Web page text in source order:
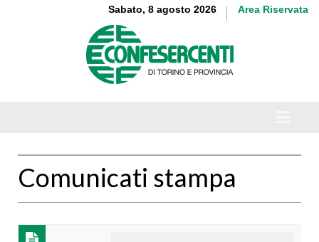
Sabato, 8 agosto 2026 Area Riservata
Comunicati stampa